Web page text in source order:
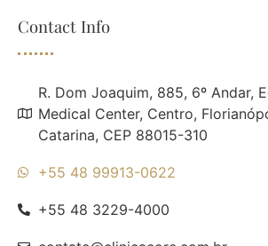
Contact Info
R. Dom Joaquim, 885, 6º Andar,
Medical Center, Centro,
Catarina, CEP 88015-310
+55 48 99913-0622
+55 48 3229-4000